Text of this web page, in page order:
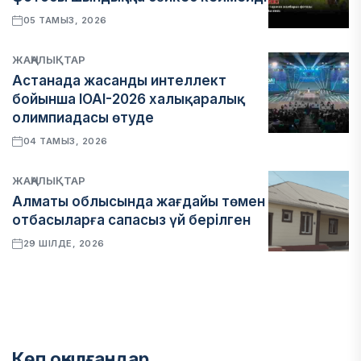
05 ТАМЫЗ, 2026
ЖАҢАЛЫҚТАР
Астанада жасанды интеллект
бойынша IOAI-2026 халықаралық
олимпиадасы өтуде
04 ТАМЫЗ, 2026
ЖАҢАЛЫҚТАР
Алматы облысында жағдайы төмен
отбасыларға сапасыз үй берілген
29 ШІЛДЕ, 2026